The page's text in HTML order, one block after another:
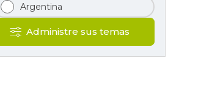
Argentina
Administre sus temas